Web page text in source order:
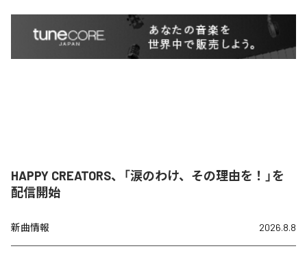
HAPPY CREATORS、「涙のわけ、その理由を！」を
配信開始
新曲情報 2026.8.8